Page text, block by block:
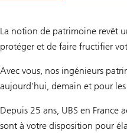
La notion de patrimoine revêt
protéger et de faire fructifier
Avec vous, nos ingénieurs
aujourd'hui, demain et pour
Depuis 25 ans, UBS en France
sont à votre disposition pour